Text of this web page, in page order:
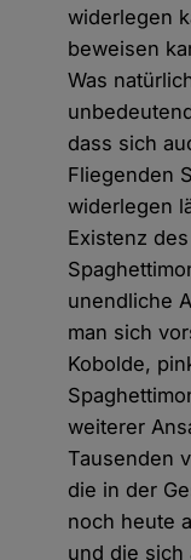
widerlegen
beweisen
Was
dass sich
Fliegenden
widerlegen
Existenz
unendliche
man sich
Kobolde,
weiterer
Tausenden
die in der
noch heute
und die sich